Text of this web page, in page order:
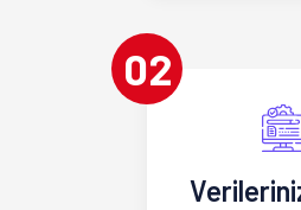
02